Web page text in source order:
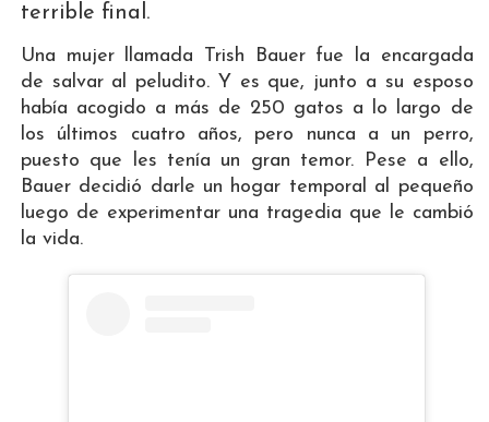
terrible final.
Una mujer llamada Trish Bauer fue la encargada
de salvar al peludito. Y es que, junto a su esposo
había acogido a más de 250 gatos a lo largo de
los últimos cuatro años, pero nunca a un perro,
puesto que les tenía un gran temor. Pese a ello,
Bauer decidió darle un hogar temporal al pequeño
luego de experimentar una tragedia que le cambió
la vida.